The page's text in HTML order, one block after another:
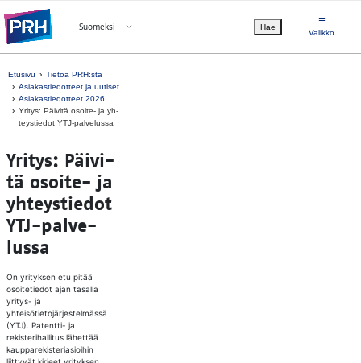
Valitse kieli
Suomeksi Avaa valikko Hae
☰
Valikko
Etusivu
Tietoa PRH:sta
Asiakastiedotteet ja uutiset
Asiakastiedotteet 2026
Yri­tys: Päi­vi­tä osoi­te- ja yh­
teys­tie­dot YTJ-pal­ve­lus­sa
Yri­tys: Päi­vi­
tä osoi­te- ja
yh­teys­tie­dot
YTJ-pal­ve­
lus­sa
On yrityksen etu pitää
osoitetiedot ajan tasalla
yritys- ja
yhteisötietojärjestelmässä
(YTJ). Patentti- ja
rekisterihallitus lähettää
kaupparekisteriasioihin